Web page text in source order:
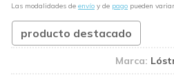
Las modalidades de envío y de pago pueden
producto destacado
Marca: